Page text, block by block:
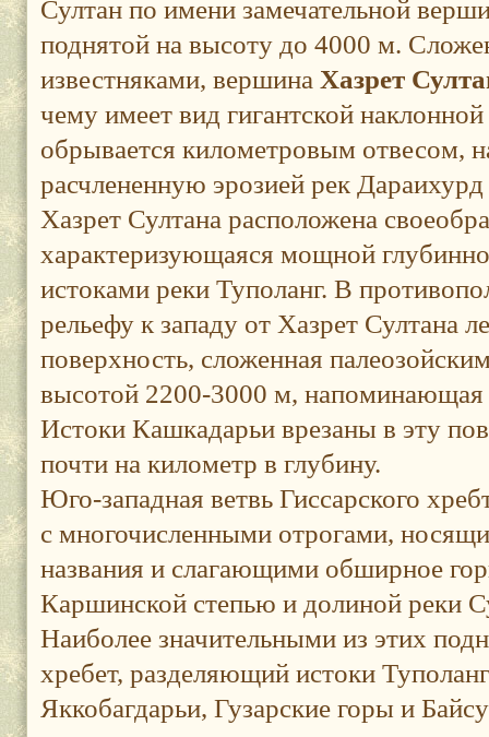
Султан по имени замечательной
поднятой на высоту до 4000 м.
известняками, вершина Хазрет
чему имеет вид гигантской
обрывается километровым отвесом,
расчлененную эрозией рек
Хазрет Султана расположена
характеризующаяся мощной
истоками реки Туполанг. В
рельефу к западу от Хазрет Султана
поверхность, сложенная
высотой 2200-3000 м,
Истоки Кашкадарьи врезаны в эту
почти на километр в глубину.
Юго-западная ветвь Гиссарского
с многочисленными отрогами,
названия и слагающими обширное
Каршинской степью и долиной реки
Наиболее значительными из этих
хребет, разделяющий истоки
Яккобагдарьи, Гузарские горы и